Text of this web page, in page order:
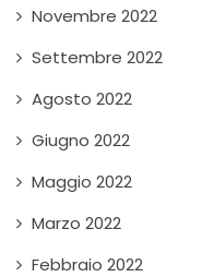
Novembre 2022
Settembre 2022
Agosto 2022
Giugno 2022
Maggio 2022
Marzo 2022
Febbraio 2022